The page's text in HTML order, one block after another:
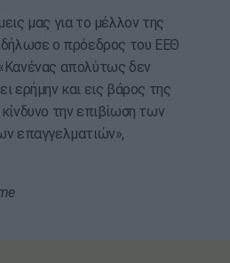
μας για το μέλλον της
δήλωσε ο πρόεδρος του ΕΕΘ
απολύτως δεν
ερήμην και εις βάρος της
την επιβίωση των
επαγγελματιών»,